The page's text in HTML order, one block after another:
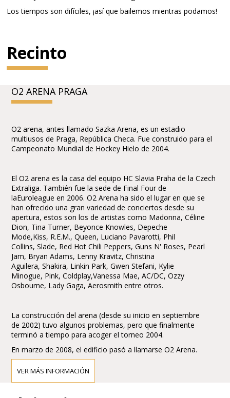
Los tiempos son difíciles, ¡así que bailemos mientras podamos!
Recinto
O2 ARENA PRAGA
O2 arena, antes llamado Sazka Arena, es un estadio
multiusos de Praga, República Checa. Fue construido para el
Campeonato Mundial de Hockey Hielo de 2004.
El O2 arena es la casa del equipo HC Slavia Praha de la Czech
Extraliga. También fue la sede de Final Four de
laEuroleague en 2006. O2 Arena ha sido el lugar en que se
han ofrecido una gran variedad de conciertos desde su
apertura, estos son los de artistas como Madonna, Céline
Dion, Tina Turner, Beyonce Knowles, Depeche
Mode,Kiss, R.E.M., Queen, Luciano Pavarotti, Phil
Collins, Slade, Red Hot Chili Peppers, Guns N' Roses, Pearl
Jam, Bryan Adams, Lenny Kravitz, Christina
Aguilera, Shakira, Linkin Park, Gwen Stefani, Kylie
Minogue, Pink, Coldplay,Vanessa Mae, AC/DC, Ozzy
Osbourne, Lady Gaga, Aerosmith entre otros.
La construcción del arena (desde su inicio en septiembre
de 2002) tuvo algunos problemas, pero que finalmente
terminó a tiempo para acoger el torneo 2004.
En marzo de 2008, el edificio pasó a llamarse O2 Arena.
VER MÁS INFORMACIÓN